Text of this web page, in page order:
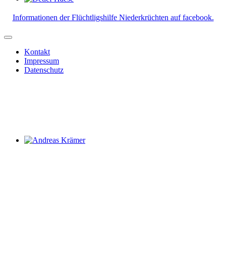
Informationen der Flüchtligshilfe Niederkrüchten auf facebook.
Kontakt
Impressum
Datenschutz